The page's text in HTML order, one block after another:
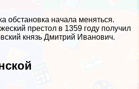
обстановка начала меняться.
престол в 1359 году получил
князь Дмитрий Иванович.